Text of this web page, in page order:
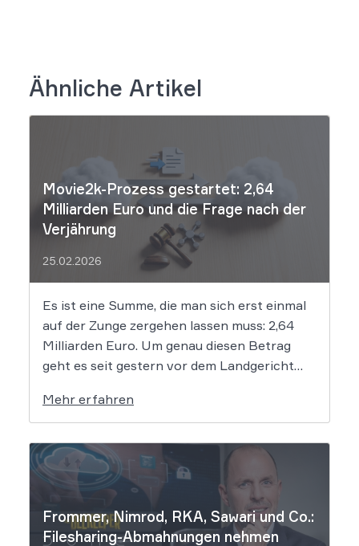
Ähnliche Artikel
Movie2k-Prozess gestartet: 2,64
Milliarden Euro und die Frage nach der
Verjährung
25.02.2026
Es ist eine Summe, die man sich erst einmal
auf der Zunge zergehen lassen muss: 2,64
Milliarden Euro. Um genau diesen Betrag
geht es seit gestern vor dem Landgericht
mutmaßlichen Hintermänner von
„Movie2k.to“ begonnen. Das war in den
frühen 2010er Jahren eine […]
Mehr erfahren
Frommer, Nimrod, RKA, Sawari und Co.:
Filesharing-Abmahnungen nehmen